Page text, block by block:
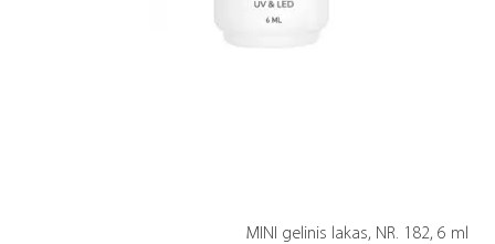
MINI gelinis lakas, NR. 182, 6 ml